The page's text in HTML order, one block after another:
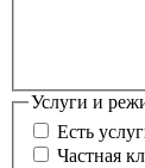
Услуги и
Есть
Частная